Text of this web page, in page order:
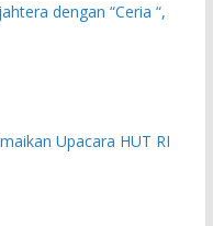
dengan “Ceria “,
Upacara HUT RI